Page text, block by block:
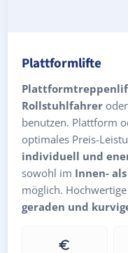
Plattformlifte
Rollstuhlfahrer
benutzen. Plattform
optimales Preis-
individuell und
sowohl im Innen-
möglich.
geraden und